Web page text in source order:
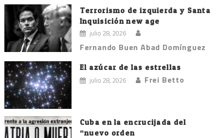
Terrorismo de izquierda y Santa
Inquisición new age
julio 28, 2026
Fernando Buen Abad Domínguez
El azúcar de las estrellas
julio 28, 2026 Frei Betto
Cuba en la encrucijada del
“nuevo orden